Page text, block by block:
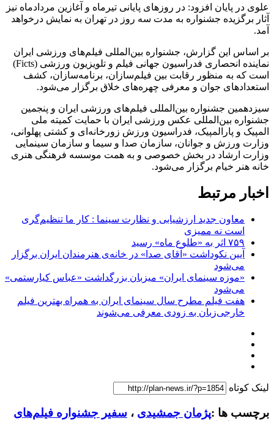
علوی در پایان افزود: در روزهای پایانی تیرماه و آغازین مردادماه نیز
آثار برگزیده جشنواره به مدت سه روز در تهران به نمایش درخواهد
آمد.
بر اساس این گزارش، جشنواره بین‌المللی فیلم‌های ورزشی ایران
نماینده انحصاری فدراسیون جهانی فیلم و تلویزیون ورزشی (Ficts)
است که به منظور رقابت بین فیلم‌سازان، برنامه‌سازان، کشف
استعدادهای جوان و معرفی چهره‌های خلاق برگزار می‌شود.
سیزدهمین جشنواره بین‌المللی فیلم‌های ورزشی ایران و پنجمین
جشنواره بین‌المللی عکس ورزشی ایران با حمایت کمیته ملی
المپیک و پارالمپیک، فدراسیون ورزش زورخانه‌ای و کشتی پهلوانی،
وزارت ورزش و جوانان، سازمان صدا و سیما و سازمان سینمایی
وزارت ارشاد در بخش خصوصی و به همت موسسه فرهنگی هنری
خانه هنر خیام برگزار می‌شود.
اخبار مرتبط
معاون جدید ارزشیابی و نظارت سینما : کار ما تنظیم‌گری
است نه ممیزی
۷۵۹ اثر به «طلوع ماه» رسید
آیین نکوداشت «آقای صدا» در خانه‌ی هنرمندان ایران برگزار
می‌شود
«موزه سینمای ایران» میزبان بزرگداشت «عباس کیارستمی»
می‌شود
هفت فیلم مطرح سال سینمای ایران به همراه بهترین فیلم
خارجی‌زبان به زودی معرفی می‌شوند
لینک کوتاه
برچسب ها :پژمان جمشیدی ، سفیر جشنواره فیلم‌های